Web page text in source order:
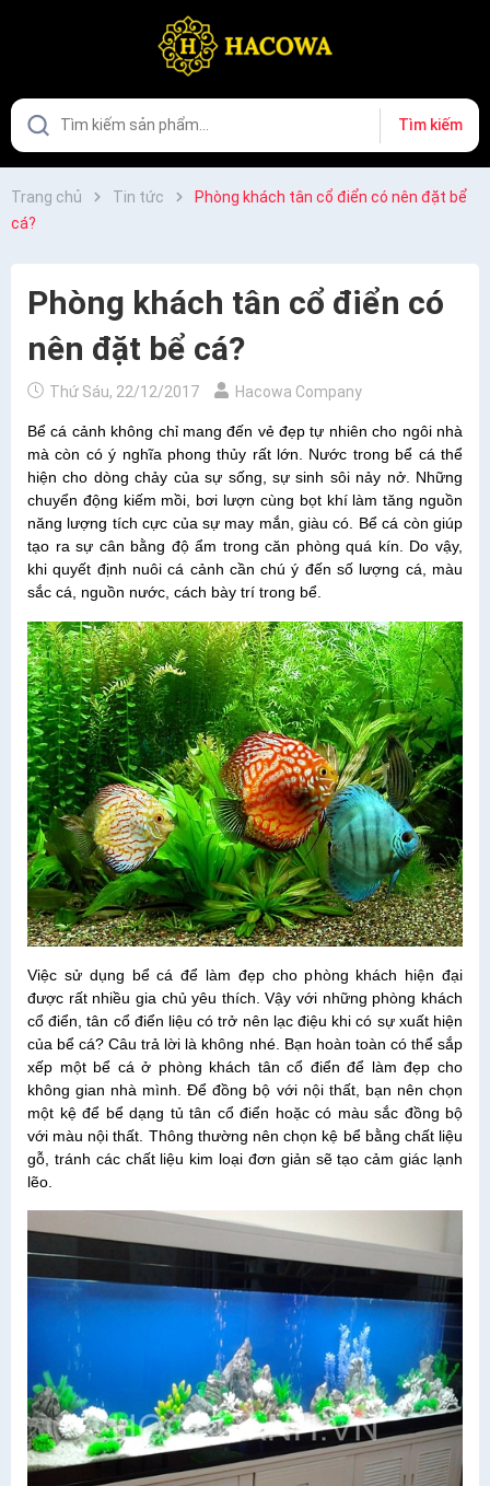
Tìm kiếm
Trang chủ Tin tức
Phòng khách tân cổ điển có nên đặt bể
cá?
Phòng khách tân cổ điển có
nên đặt bể cá?
Thứ Sáu, 22/12/2017 Hacowa Company
Bể cá cảnh không chỉ mang đến vẻ đẹp tự nhiên cho ngôi nhà
mà còn có ý nghĩa phong thủy rất lớn. Nước trong bể cá thể
hiện cho dòng chảy của sự sống, sự sinh sôi nảy nở. Những
chuyển động kiếm mồi, bơi lượn cùng bọt khí làm tăng nguồn
năng lượng tích cực của sự may mắn, giàu có. Bể cá còn giúp
tạo ra sự cân bằng độ ẩm trong căn phòng quá kín. Do vậy,
khi quyết định nuôi cá cảnh cần chú ý đến số lượng cá, màu
sắc cá, nguồn nước, cách bày trí trong bể.
Việc sử dụng bể cá để làm đẹp cho phòng khách hiện đại
được rất nhiều gia chủ yêu thích. Vậy với những phòng khách
cổ điển, tân cổ điển liệu có trở nên lạc điệu khi có sự xuất hiện
của bể cá? Câu trả lời là không nhé. Bạn hoàn toàn có thể sắp
xếp một bể cá ở phòng khách tân cổ điển để làm đẹp cho
không gian nhà mình. Để đồng bộ với nội thất, bạn nên chọn
một kệ để bể dạng tủ tân cổ điển hoặc có màu sắc đồng bộ
với màu nội thất. Thông thường nên chọn kệ bể bằng chất liệu
gỗ, tránh các chất liệu kim loại đơn giản sẽ tạo cảm giác lạnh
lẽo.